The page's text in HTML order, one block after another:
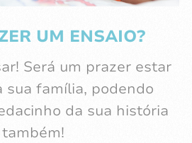
UM ENSAIO?
Será um prazer estar
sua família, podendo
da sua história
também!